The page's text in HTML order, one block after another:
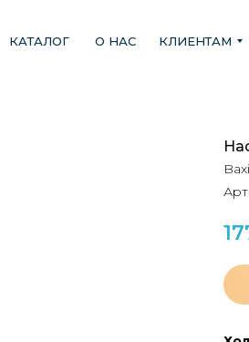
КАТАЛОГ О НАС КЛИЕНТАМ
Baxi